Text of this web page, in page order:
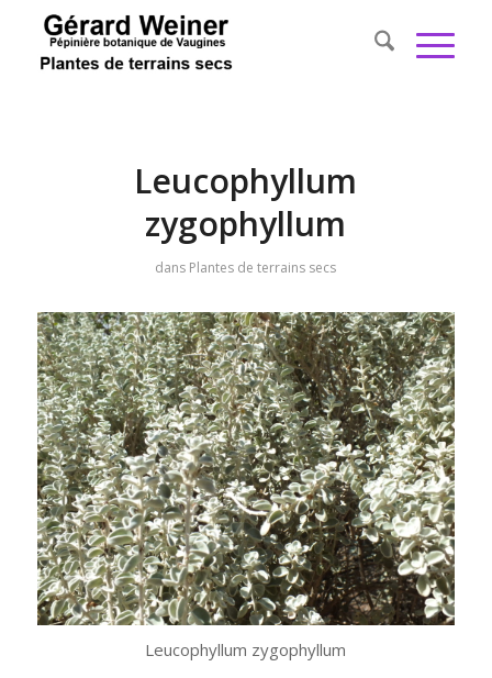
Leucophyllum
zygophyllum
dans Plantes de terrains secs
Leucophyllum zygophyllum